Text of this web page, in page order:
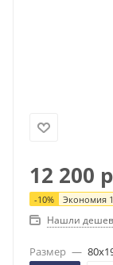
12 200
-10% Экономия
Нашли
Размер —